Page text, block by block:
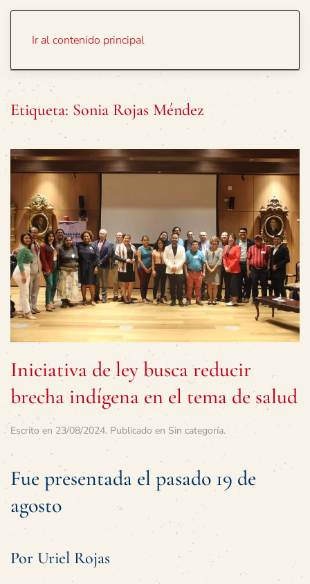
Ir al contenido principal
Etiqueta: Sonia Rojas Méndez
Iniciativa de ley busca reducir
brecha indígena en el tema de salud
Escrito en 23/08/2024. Publicado en Sin categoría.
Fue presentada el pasado 19 de
agosto
Por Uriel Rojas